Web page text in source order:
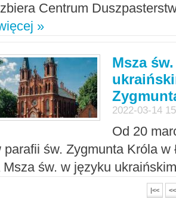
Centrum
»
Msza
2022-03-14
Od 20
parafii św. Zygmunta Króla w
Msza św. w języku
|<< <<